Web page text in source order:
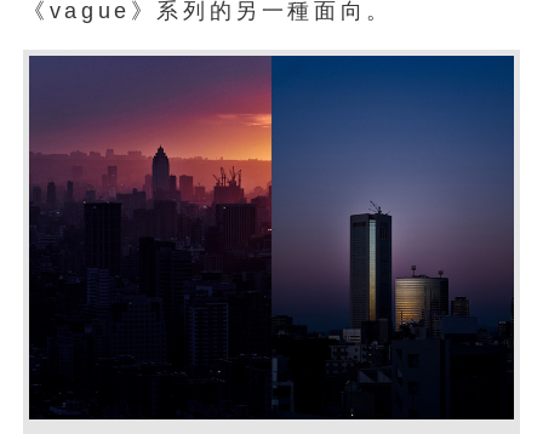
《vague》系列的另一種面向。